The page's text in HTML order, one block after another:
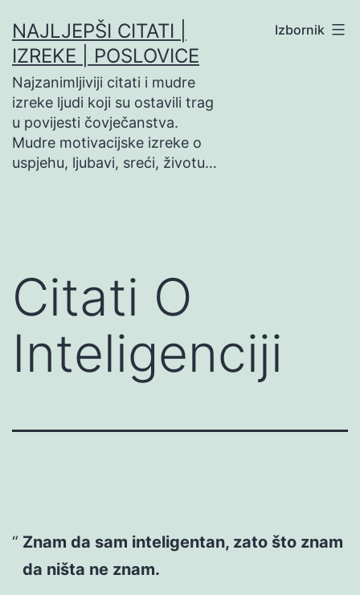
na
sadržaj
NAJLJEPŠI CITATI |
IZREKE | POSLOVICE
Najzanimljiviji citati i mudre
izreke ljudi koji su ostavili trag
u povijesti čovječanstva.
Mudre motivacijske izreke o
uspjehu, ljubavi, sreći, životu…
Izbornik
Citati O
Inteligenciji
Znam da sam inteligentan, zato što znam
da ništa ne znam.